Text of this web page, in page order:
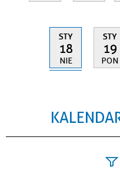
STY
18
NIE
STY
19
PON